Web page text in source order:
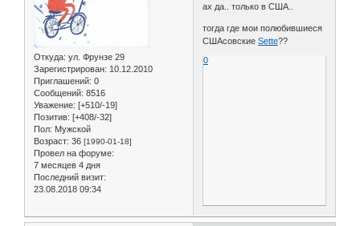
Откуда: ул. Фрунзе 29
Зарегистрирован: 10.12.2010
Приглашений: 0
Сообщений: 8516
Уважение: [+510/-19]
Позитив: [+408/-32]
Пол: Мужской
Возраст: 36 [1990-01-18]
Провел на форуме:
7 месяцев 4 дня
Последний визит:
23.08.2018 09:34
ах да.. только в США..
тогда где мои полюбившиеся
СШАсовскиеSette??
0